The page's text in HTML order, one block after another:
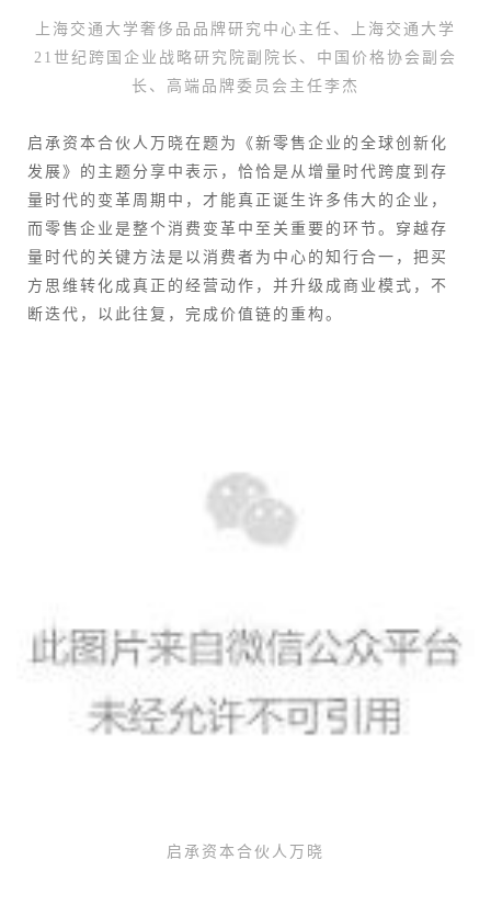
上海交通大学奢侈品品牌研究中心主任、上海交通大学
21世纪跨国企业战略研究院副院长、中国价格协会副会
长、高端品牌委员会主任李杰
启承资本合伙人万晓在题为《新零售企业的全球创新化
发展》的主题分享中表示，恰恰是从增量时代跨度到存
量时代的变革周期中，才能真正诞生许多伟大的企业，
而零售企业是整个消费变革中至关重要的环节。穿越存
量时代的关键方法是以消费者为中心的知行合一，把买
方思维转化成真正的经营动作，并升级成商业模式，不
断迭代，以此往复，完成价值链的重构。
启承资本合伙人万晓